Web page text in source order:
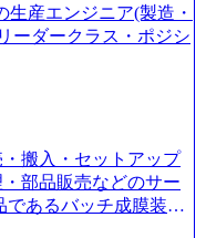
が強い企業として認知
全体の3割。現在はTo
通信、エンタメ、教
キルを活用したいな
方でも、キャリア形
images/20240925204135
https://
生産エンジニア(製造・
ーダークラス・ポジシ
搬入・セットアップ
部品販売などのサー
であるバッチ成膜装置